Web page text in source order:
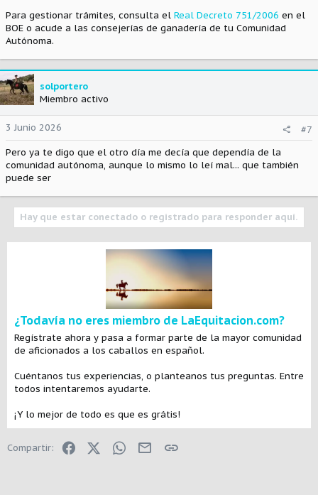
Para gestionar trámites, consulta el Real Decreto 751/2006 en el
BOE o acude a las consejerías de ganadería de tu Comunidad
Autónoma.
solportero
Miembro activo
3 Junio 2026
#7
Pero ya te digo que el otro día me decía que dependía de la
comunidad autónoma, aunque lo mismo lo leí mal... que también
puede ser
Hay que estar conectado o registrado para responder aquí.
¿Todavía no eres miembro de LaEquitacion.com?
Regístrate ahora y pasa a formar parte de la mayor comunidad
de aficionados a los caballos en español.
Cuéntanos tus experiencias, o planteanos tus preguntas. Entre
todos intentaremos ayudarte.
¡Y lo mejor de todo es que es grátis!
Compartir: FacebookX (Twitter)WhatsApp
E-mailEnlace